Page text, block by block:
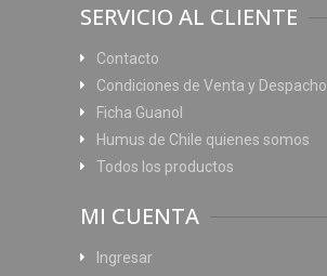
SERVICIO AL CLIENTE
Contacto
Condiciones de Venta y Despacho
Ficha Guanol
Humus de Chile quienes somos
Todos los productos
MI CUENTA
Ingresar